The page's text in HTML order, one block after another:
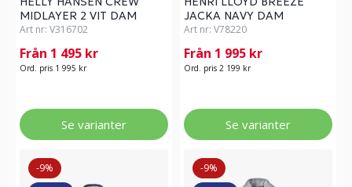
MIDLAYER 2 VIT DAM
Art nr: V316702
Från 1 495 kr
Ord. pris 1 995 kr
Se varianter
JACKA NAVY DAM
Art nr: V78220
Från 1 995 kr
Ord. pris 2 199 kr
Se varianter
-9%
-9%